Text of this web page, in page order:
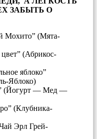
ЗАБЫТЬ О
Мохито” (Мята-
(Абрикос-
яблоко”
Яблоко)
(Йогурт — Мед —
(Клубника-
Эрл Грей-